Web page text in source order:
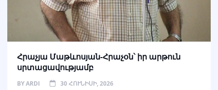
Հրաչյա Մաթևոսյան-Հրաչօն՝ իր արթուն
սրտացավությամբ
BYARDI 30 ՀՈՒՆԻՍԻ, 2026